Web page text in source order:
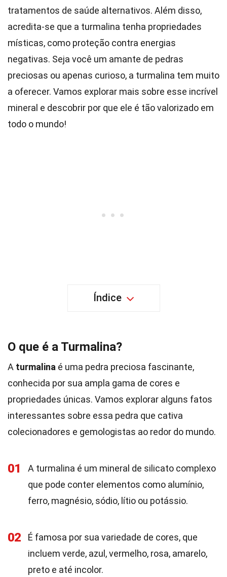
tratamentos de saúde alternativos. Além disso,
acredita-se que a turmalina tenha propriedades
místicas, como proteção contra energias
negativas. Seja você um amante de pedras
preciosas ou apenas curioso, a turmalina tem muito
a oferecer. Vamos explorar mais sobre esse incrível
mineral e descobrir por que ele é tão valorizado em
todo o mundo!
Índice
O que é a Turmalina?
A turmalina é uma pedra preciosa fascinante,
conhecida por sua ampla gama de cores e
propriedades únicas. Vamos explorar alguns fatos
interessantes sobre essa pedra que cativa
colecionadores e gemologistas ao redor do mundo.
01
A turmalina é um mineral de silicato complexo
que pode conter elementos como alumínio,
ferro, magnésio, sódio, lítio ou potássio.
02
É famosa por sua variedade de cores, que
incluem verde, azul, vermelho, rosa, amarelo,
preto e até incolor.